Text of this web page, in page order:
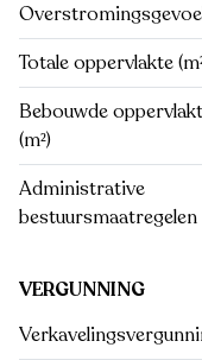
Totale oppervlakte
Bebouwde
(m²)
Administrative
bestuursmaatregelen
VERGUNNING